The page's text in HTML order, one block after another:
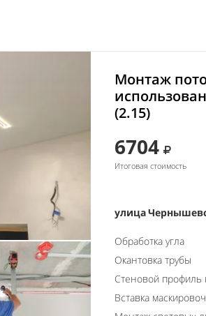
Монтаж
(2.15)
6704
Итоговая стоимость
улица
Обработка угла
Окантовка трубы
Стеновой профиль
Вставка